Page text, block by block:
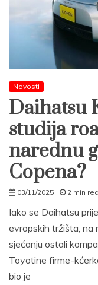
Novosti
Daihatsu
studija
narednu
Copena?
03/11/2025 2 min
Iako se Daihatsu
evropskih tržišta, na
sjećanju ostali
Toyotine firme-
bio je